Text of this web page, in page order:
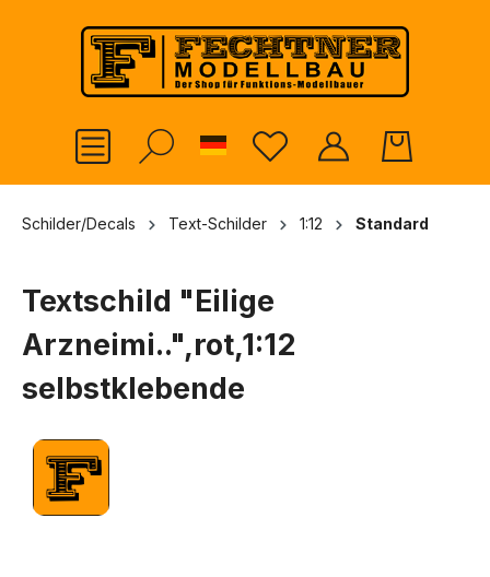
springen
German
Schilder/Decals Text-Schilder 1:12 Standard
Textschild "Eilige
Arzneimi..",rot,1:12
selbstklebende